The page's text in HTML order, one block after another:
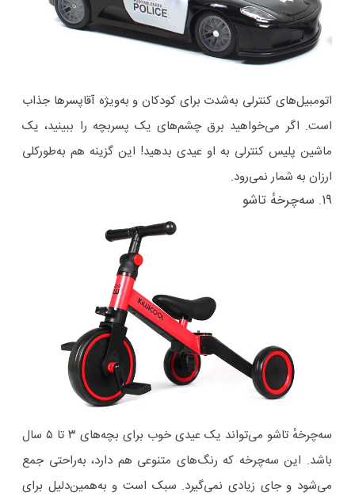
اتومبیل‌های کنترلی به‌شدت برای کودکان و به‌ویژه آقاپسرها جذاب
است. اگر می‌خواهید برق چشم‌های یک پسربچه را ببینید، یک
ماشین پلیس کنترلی به او عیدی بدهید! این گزینه هم به‌طورکلی
ارزان به شمار نمی‌رود.
۱۹. سه‌چرخهٔ تاشو
سه‌چرخهٔ تاشو می‌تواند یک عیدی خوب برای بچه‌های ۳ تا ۵ سال
باشد. این سه‌چرخه که رنگ‌های متنوعی هم دارد، به‌راحتی جمع
می‌شود و جای زیادی نمی‌گیرد. سبک است و به‌همین‌دلیل برای